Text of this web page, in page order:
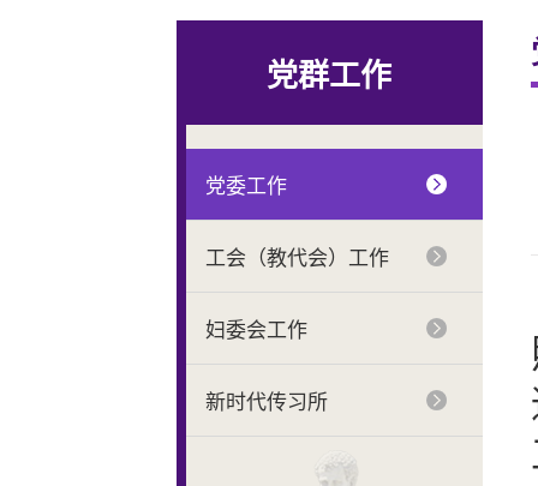
党群工作
党委工作
工会（教代会）工作
妇委会工作
新时代传习所